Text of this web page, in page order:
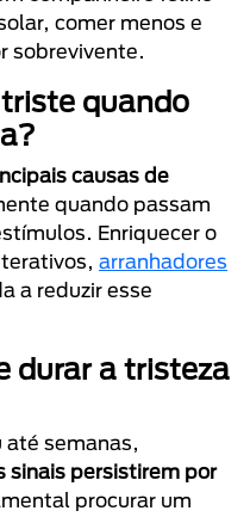
comer menos e
sobrevivente.
quando
causas de
quando passam
Enriquecer o
arranhadores
a reduzir esse
durar a tristeza
semanas,
sinais persistirem por
procurar um